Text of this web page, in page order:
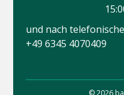
und nach
+49 6345 4070409